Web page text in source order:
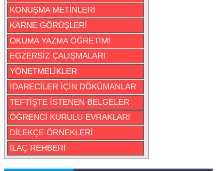
KONUŞMA METİNLERİ
KARNE GÖRÜŞLERİ
OKUMA YAZMA ÖĞRETİMİ
EGZERSİZ ÇALIŞMALARI
YÖNETMELİKLER
İDARECİLER İÇİN DÖKÜMANLAR
TEFTİŞTE İSTENEN BELGELER
ÖĞRENCİ KURULU EVRAKLARI
DİLEKÇE ÖRNEKLERİ
İLAÇ REHBERİ